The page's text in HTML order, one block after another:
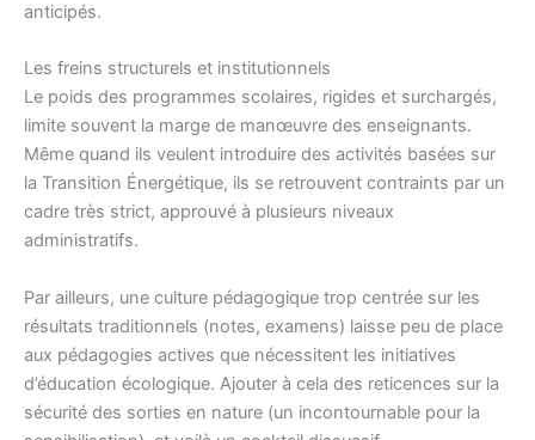
anticipés.
Les freins structurels et institutionnels
Le poids des programmes scolaires, rigides et surchargés,
limite souvent la marge de manœuvre des enseignants.
Même quand ils veulent introduire des activités basées sur
la Transition Énergétique, ils se retrouvent contraints par un
cadre très strict, approuvé à plusieurs niveaux
administratifs.
Par ailleurs, une culture pédagogique trop centrée sur les
résultats traditionnels (notes, examens) laisse peu de place
aux pédagogies actives que nécessitent les initiatives
d’éducation écologique. Ajouter à cela des reticences sur la
sécurité des sorties en nature (un incontournable pour la